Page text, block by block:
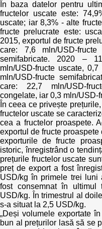
În baza datelor pentru
fructelor uscate este:
uscate; iar 8,3% - alte
fructe prelucrate este:
2015, exportul de fructe
care: 7,6 mln/USD-
semifabricate. 2020 –
mln/USD-fructe uscate,
mln/USD-fructe
care: 22,7 mln/USD-
congelate, iar 0,3 mln/USD-
În ceea ce privește
fructelor uscate se
cea a fructelor proaspete.
exportul de fructe
exporturile de fructe
istoric, înregistrând o
prețurile fructelor uscate
preț de export a fost
USD/kg în primele trei
fost consemnat în ultimul
USD/kg. În trimestrul al
s-a situat la 2,5 USD/kg.
„Deși volumele exportate
bun al prețurilor lasă să se